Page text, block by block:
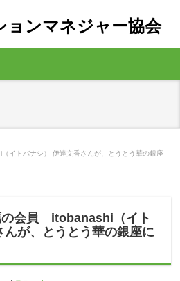
ョンマネジャー協会
イトバナシ） 伊達文香さんが、とうとう華の銀座
の会員 itobanashi（イト
が、とうとう華の銀座に